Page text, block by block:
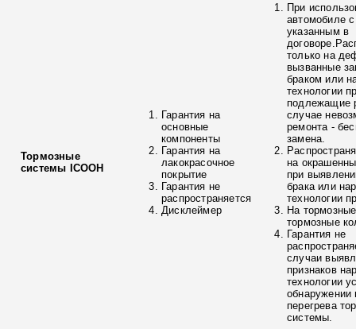
Тормозные
системы ICOOH
Гарантия на
основные
компоненты
Гарантия на
лакокрасочное
покрытие
Гарантия не
распространяется
Дисклеймер
При
автомобиле
указанным в
только на
вызванные
браком или
технологии
подлежащие
случае
ремонта -
замена.
на
при
брака или
технологии
На
тормозные
Гарантия не
случаи
признаков
технологии
обнаружении
перегрева
системы.